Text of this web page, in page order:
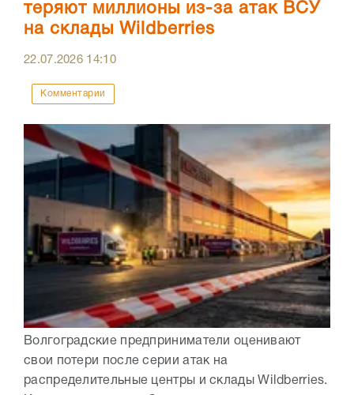
теряют миллионы из-за атак ВСУ
на склады Wildberries
22.07.2026 14:10
Комментарии
Волгоградские предприниматели оценивают
свои потери после серии атак на
распределительные центры и склады Wildberries.